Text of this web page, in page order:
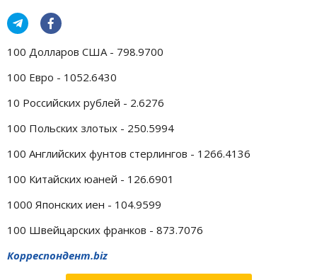
100 Долларов США - 798.9700
100 Евро - 1052.6430
10 Российских рублей - 2.6276
100 Польских злотых - 250.5994
100 Английских фунтов стерлингов - 1266.4136
100 Китайских юаней - 126.6901
1000 Японских иен - 104.9599
100 Швейцарских франков - 873.7076
Корреспондент.biz